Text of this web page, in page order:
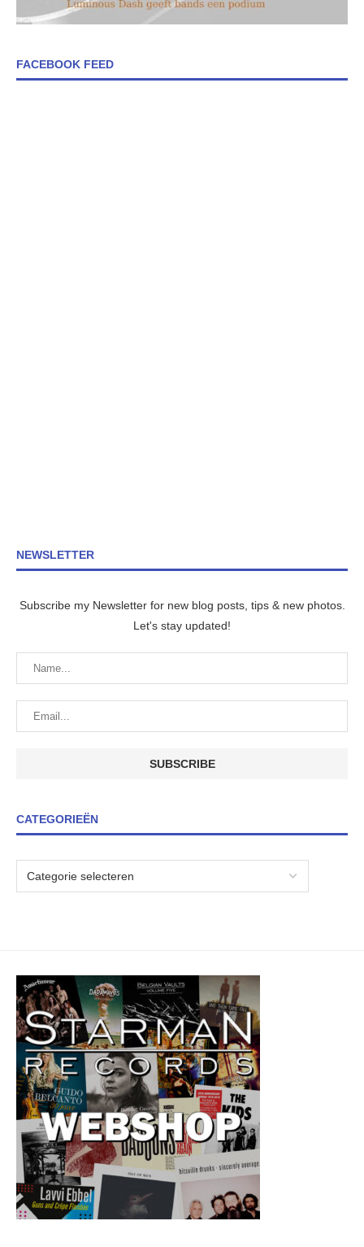
FACEBOOK FEED
NEWSLETTER
Subscribe my Newsletter for new blog posts, tips & new photos.
Let's stay updated!
CATEGORIEËN